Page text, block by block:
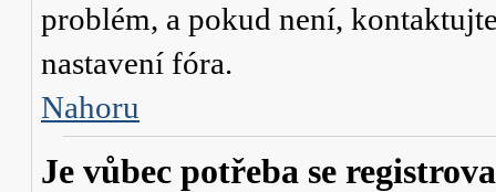
problém, a pokud není,
nastavení fóra.
Nahoru
Je vůbec potřeba se